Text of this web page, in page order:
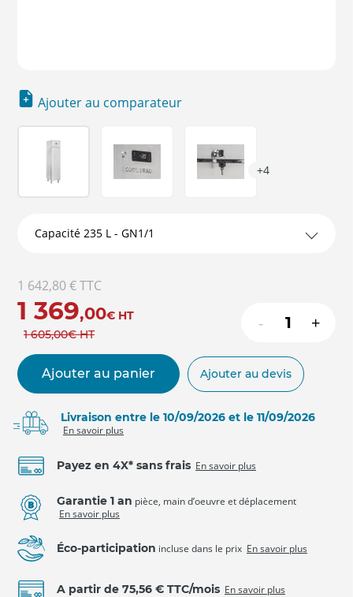
Ajouter au comparateur
+4
1 642,80 €TTC
1 369,00€ HT
1 605,00€ HT
- +
Ajouter au panier Ajouter au devis
Livraison entre le 10/09/2026 et le 11/09/2026
En savoir plus
Payez en 4X* sans frais En savoir plus
Garantie 1 an pièce, main d’oeuvre et déplacement
En savoir plus
Éco-participation incluse dans le prix En savoir plus
A partir de 75,56 € TTC/mois En savoir plus